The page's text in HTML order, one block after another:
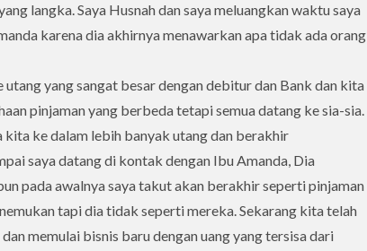
langka. Saya Husnah dan saya meluangkan waktu saya
karena dia akhirnya menawarkan apa tidak ada orang
utang yang sangat besar dengan debitur dan Bank dan kita
pinjaman yang berbeda tetapi semua datang ke sia-sia.
ke dalam lebih banyak utang dan berakhir
saya datang di kontak dengan Ibu Amanda, Dia
pada awalnya saya takut akan berakhir seperti pinjaman
tapi dia tidak seperti mereka. Sekarang kita telah
memulai bisnis baru dengan uang yang tersisa dari